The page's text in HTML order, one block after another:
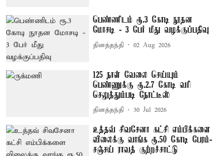
பெண்ணிடம் ரூ.3 கோடி நூதன
மோசடி - 3 பேர் மீது வழக்குப்பதிவு
தினத்தந்தி 02 Aug 2026
125 நாள் வேலை செய்யும்
பெண்ணுக்கு ரூ.2.7 கோடி வரி
செலுத்தும்படி நோட்டீஸ்
தினத்தந்தி 30 Jul 2026
உத்தவ் சிவசேனா கட்சி எம்பிக்களை
விலைக்கு வாங்க ரூ.50 கோடி பேரம்-
சஞ்சய் ராவத் குற்றச்சாட்டு